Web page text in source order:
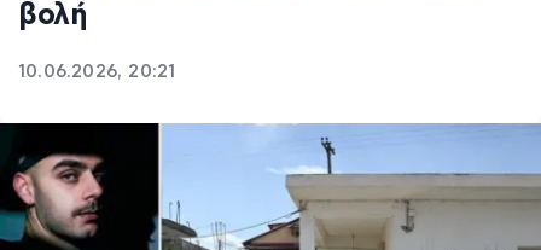
βολή
10.06.2026, 20:21